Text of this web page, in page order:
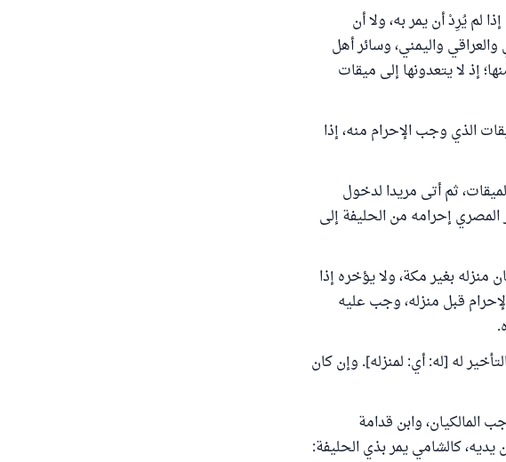
لم يُرِدْ أن يمر به، ولا أن
واليمني، وسائر أهل
إذ لا يتعدونها إلى ميقات
الذي وجب الإحرام منه، إذا
ثم أتى مريدا لدخول
إحرامه من الحليفة إلى
منزله بغير مكة، ولا يؤخره إذا
قبل منزله، وجب عليه
له [له: أي: لمنزله]. وإن كان
وابن قدامة
كالشامي يمر بذي الحليفة: